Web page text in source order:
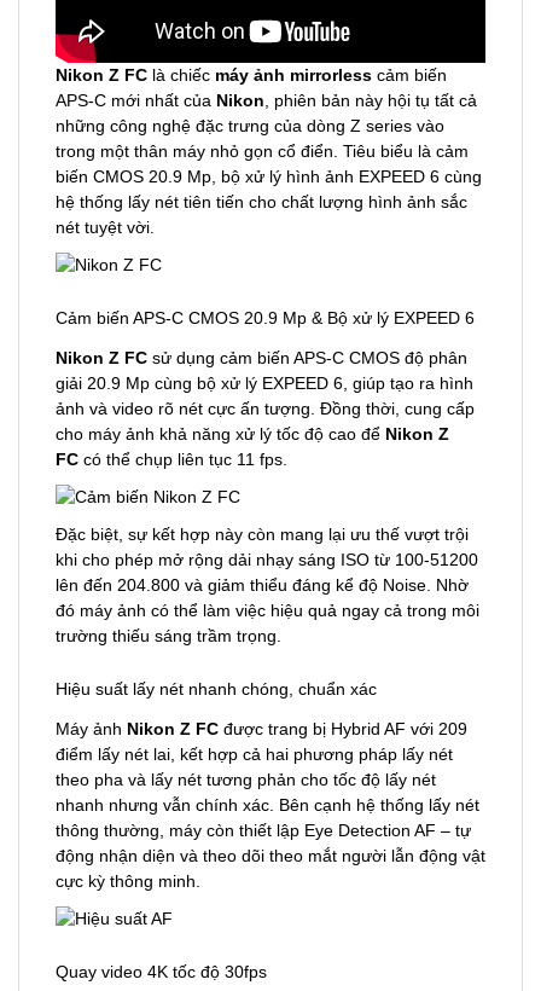
Nikon Z FC là chiếc máy ảnh mirrorless cảm biến
APS-C mới nhất của Nikon , phiên bản này hội tụ tất cả
những công nghệ đặc trưng của dòng Z series vào
trong một thân máy nhỏ gọn cổ điển. Tiêu biểu là cảm
biến CMOS 20.9 Mp, bộ xử lý hình ảnh EXPEED 6 cùng
hệ thống lấy nét tiên tiến cho chất lượng hình ảnh sắc
nét tuyệt vời.
Cảm biến APS-C CMOS 20.9 Mp & Bộ xử lý EXPEED 6
Nikon Z FC sử dụng cảm biến APS-C CMOS độ phân
giải 20.9 Mp cùng bộ xử lý EXPEED 6, giúp tạo ra hình
ảnh và video rõ nét cực ấn tượng. Đồng thời, cung cấp
cho máy ảnh khả năng xử lý tốc độ cao để Nikon Z
FC có thể chụp liên tục 11 fps.
Đặc biệt, sự kết hợp này còn mang lại ưu thế vượt trội
khi cho phép mở rộng dải nhạy sáng ISO từ 100-51200
lên đến 204.800 và giảm thiểu đáng kể độ Noise. Nhờ
đó máy ảnh có thể làm việc hiệu quả ngay cả trong môi
trường thiếu sáng trầm trọng.
Hiệu suất lấy nét nhanh chóng, chuẩn xác
Máy ảnh Nikon Z FC được trang bị Hybrid AF với 209
điểm lấy nét lai, kết hợp cả hai phương pháp lấy nét
theo pha và lấy nét tương phản cho tốc độ lấy nét
nhanh nhưng vẫn chính xác. Bên cạnh hệ thống lấy nét
thông thường, máy còn thiết lập Eye Detection AF – tự
động nhận diện và theo dõi theo mắt người lẫn động vật
cực kỳ thông minh.
Quay video 4K tốc độ 30fps